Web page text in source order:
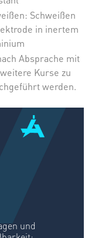
Schweißen
in inertem
Absprache mit
Kurse zu
werden.
und